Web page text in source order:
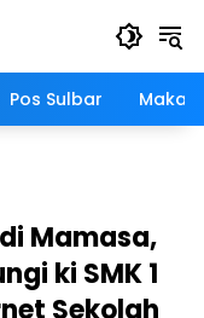
Pos Sulbar
Mamasa,
ki SMK 1
Sekolah